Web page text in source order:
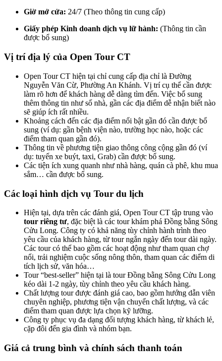
Giờ mở cửa: 24/7 (Theo thông tin cung cấp)
Giấy phép Kinh doanh dịch vụ lữ hành: (Thông tin cần
được bổ sung)
Vị trí địa lý của Open Tour CT
Open Tour CT hiện tại chỉ cung cấp địa chỉ là Đường
Nguyễn Văn Cừ, Phường An Khánh. Vị trí cụ thể cần được
làm rõ hơn để khách hàng dễ dàng tìm đến. Việc bổ sung
thêm thông tin như số nhà, gần các địa điểm dễ nhận biết nào
sẽ giúp ích rất nhiều.
Khoảng cách đến các địa điểm nổi bật gần đó cần được bổ
sung (ví dụ: gần bệnh viện nào, trường học nào, hoặc các
điểm tham quan gần đó).
Thông tin về phương tiện giao thông công cộng gần đó (ví
dụ: tuyến xe buýt, taxi, Grab) cần được bổ sung.
Các tiện ích xung quanh như nhà hàng, quán cà phê, khu mua
sắm… cần được bổ sung.
Các loại hình dịch vụ Tour du lịch
Hiện tại, dựa trên các đánh giá, Open Tour CT tập trung vào
tour riêng tư, đặc biệt là các tour khám phá Đồng bằng Sông
Cửu Long. Công ty có khả năng tùy chỉnh hành trình theo
yêu cầu của khách hàng, từ tour ngắn ngày đến tour dài ngày.
Các tour có thể bao gồm các hoạt động như tham quan chợ
nổi, trải nghiệm cuộc sống nông thôn, tham quan các điểm di
tích lịch sử, văn hóa…
Tour “best-seller” hiện tại là tour Đồng bằng Sông Cửu Long
kéo dài 1-2 ngày, tùy chỉnh theo yêu cầu khách hàng.
Chất lượng tour được đánh giá cao, bao gồm hướng dẫn viên
chuyên nghiệp, phương tiện vận chuyển chất lượng, và các
điểm tham quan được lựa chọn kỹ lưỡng.
Công ty phục vụ đa dạng đối tượng khách hàng, từ khách lẻ,
cặp đôi đến gia đình và nhóm bạn.
Giá cả trung bình và chính sách thanh toán